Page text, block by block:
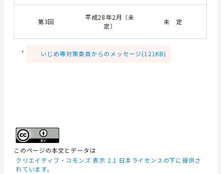
第3回
平成28年2月（未
定）
未 定
・ いじめ等対策委員からのメッセージ(121KB)
このページの本文とデータは
クリエイティブ・コモンズ 表示 2.1 日本ライセンスの下に提供さ
れています。